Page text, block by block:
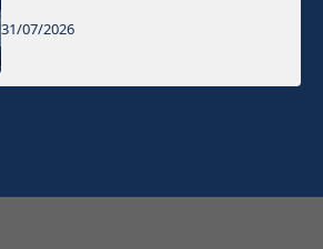
31/07/2026